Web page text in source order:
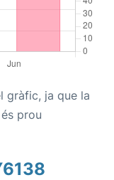
gràfic, ja que la
prou